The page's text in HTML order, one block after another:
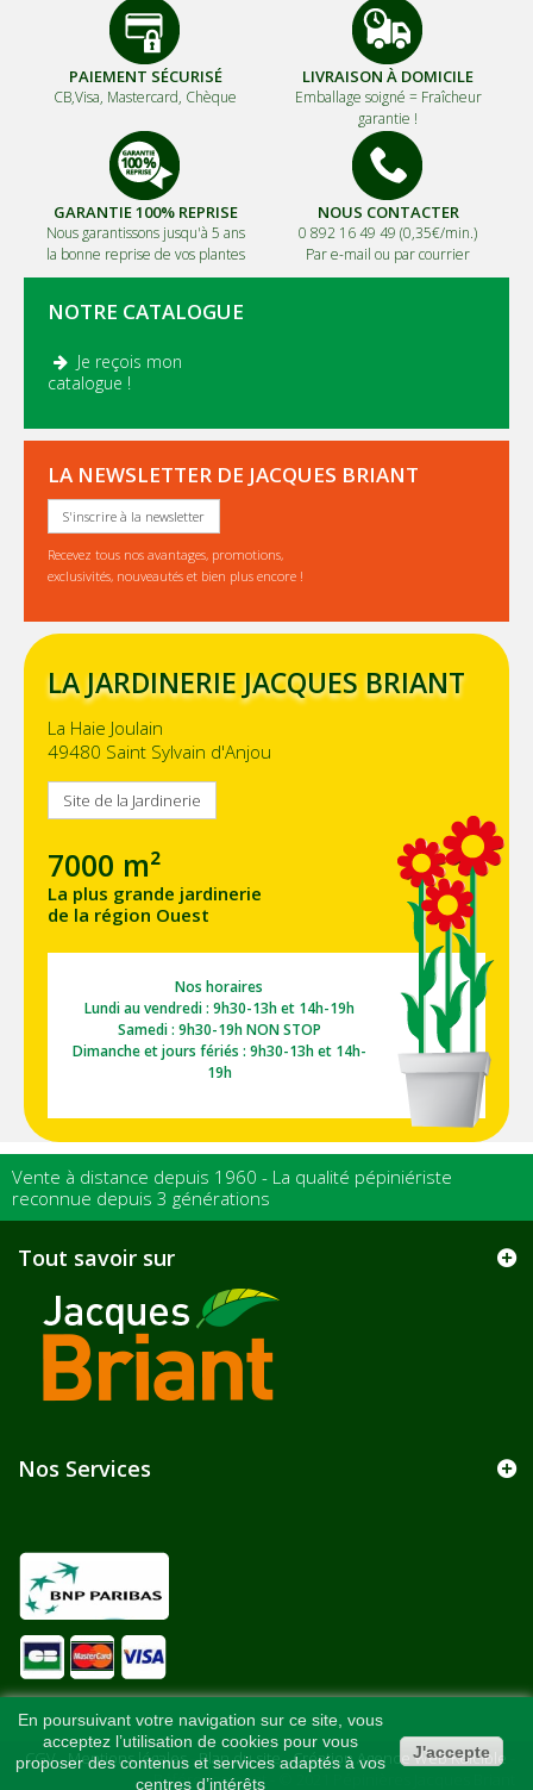
PAIEMENT SÉCURISÉ
CB,Visa, Mastercard, Chèque
LIVRAISON À DOMICILE
Emballage soigné = Fraîcheur
garantie !
GARANTIE 100% REPRISE
Nous garantissons jusqu'à 5 ans
la bonne reprise de vos plantes
NOUS CONTACTER
0 892 16 49 49 (0,35€/min.)
Par e-mail ou par courrier
NOTRE CATALOGUE
Je reçois mon
catalogue !
LA NEWSLETTER DE JACQUES BRIANT
S'inscrire à la newsletter
Recevez tous nos avantages, promotions,
exclusivités, nouveautés et bien plus encore !
LA JARDINERIE JACQUES BRIANT
La Haie Joulain
49480 Saint Sylvain d'Anjou
Site de la Jardinerie
7000 m²
La plus grande jardinerie
de la région Ouest
Nos horaires
Lundi au vendredi : 9h30-13h et 14h-19h
Samedi : 9h30-19h NON STOP
Dimanche et jours fériés : 9h30-13h et 14h-
19h
Vente à distance depuis 1960 - La qualité pépiniériste
reconnue depuis 3 générations
Tout savoir sur
Nos Services
En poursuivant votre navigation sur ce site, vous
acceptez l’utilisation de cookies pour vous
proposer des contenus et services adaptés à vos
centres d’intérêts
J'accepte
CGV-Mentions légales-Plan du site -Création Agence Web Kelcible
Référencement - © 2021 Pépinières Jacques Briant